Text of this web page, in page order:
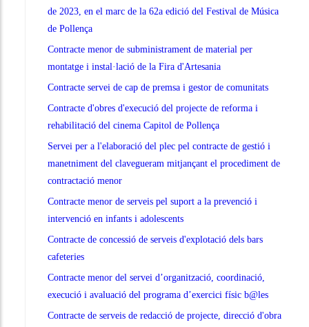
de 2023, en el marc de la 62a edició del Festival de Música
de Pollença
Contracte menor de subministrament de material per
montatge i instal·lació de la Fira d'Artesania
Contracte servei de cap de premsa i gestor de comunitats
Contracte d'obres d'execució del projecte de reforma i
rehabilitació del cinema Capitol de Pollença
Servei per a l'elaboració del plec pel contracte de gestió i
manetniment del clavegueram mitjançant el procediment de
contractació menor
Contracte menor de serveis pel suport a la prevenció i
intervenció en infants i adolescents
Contracte de concessió de serveis d'explotació dels bars
cafeteries
Contracte menor del servei d’organització, coordinació,
execució i avaluació del programa d’exercici físic b@les
Contracte de serveis de redacció de projecte, direcció d'obra